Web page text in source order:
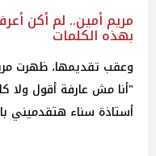
مريم أمين.. لم أكن
بهذه الكلمات
وعقب تقديمها، ظهرت
"أنا مش عارفة أقول ولا
أستاذة سناء هتقدميني